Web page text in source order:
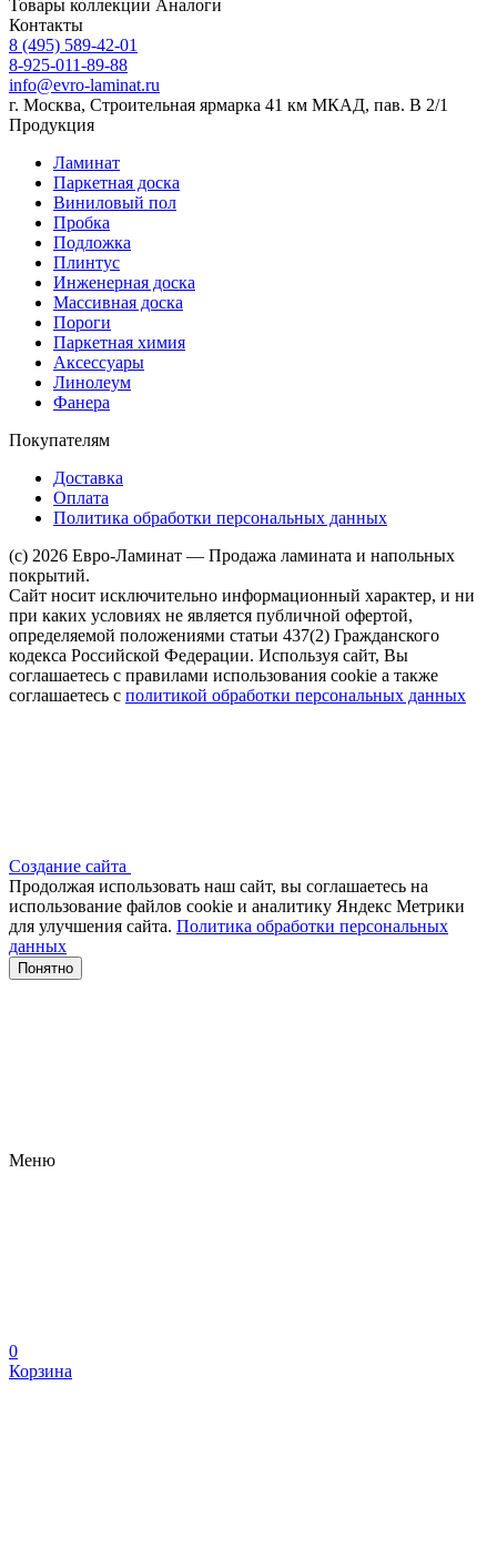
Товары коллекции Аналоги
Контакты
8 (495) 589-42-01
8-925-011-89-88
info@evro-laminat.ru
г. Москва, Строительная ярмарка 41 км МКАД, пав. В 2/1
Продукция
Ламинат
Паркетная доска
Виниловый пол
Пробка
Подложка
Плинтус
Инженерная доска
Массивная доска
Пороги
Паркетная химия
Аксессуары
Линолеум
Фанера
Покупателям
Доставка
Оплата
Политика обработки персональных данных
(c) 2026 Евро-Ламинат — Продажа ламината и напольных
покрытий.
Сайт носит исключительно информационный характер, и ни
при каких условиях не является публичной офертой,
определяемой положениями статьи 437(2) Гражданского
кодекса Российской Федерации. Используя сайт, Вы
соглашаетесь с правилами использования cookie а также
соглашаетесь с политикой обработки персональных данных
Создание сайта
Продолжая использовать наш сайт, вы соглашаетесь на
использование файлов сооkіе и аналитику Яндекс Метрики
для улучшения сайта. Политика обработки персональных
данных
Понятно
Меню
0
Корзина